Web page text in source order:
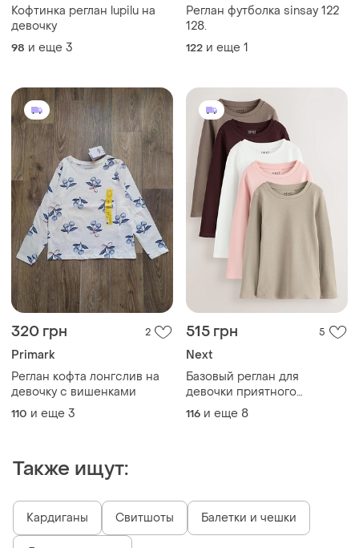
Кофтинка реглан lupilu на
девочку
98 и еще 3
Реглан футболка sinsay 122
128.
122 и еще 1
320 грн 2
Primark
Реглан кофта лонгслив на
девочку с вишенками
110 и еще 3
515 грн 5
Next
Базовый реглан для
девочки приятного
материала в рубчик next
англия
116 и еще 8
Также ищут:
Кардиганы Свитшоты Балетки и чешки